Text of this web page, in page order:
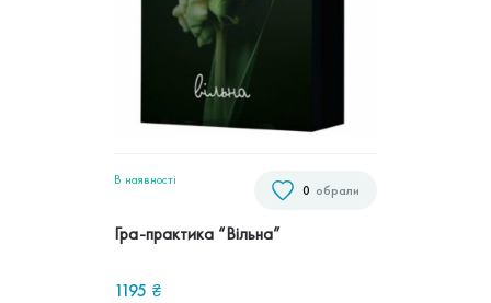
обрали
0
В наявностi
Гра-практика “Вільна”
1195 ₴